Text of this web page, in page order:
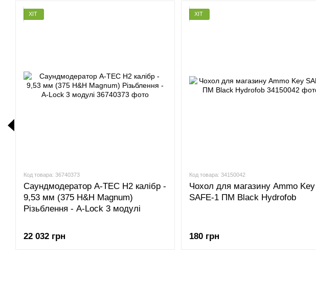
ХІТ
Код товара: 36740373
Саундмодератор A-TEC H2 калібр -
9,53 мм (375 H&H Magnum)
Різьблення - A-Lock 3 модулі
22 032 грн
ХІТ
Код товара: 34150042
Чохол для магазину Ammo Key
SAFE-1 ПМ Black Hydrofob
180 грн